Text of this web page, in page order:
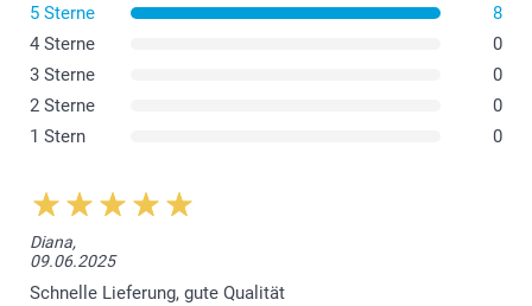
5 Sterne
8
4 Sterne
0
3 Sterne
0
2 Sterne
0
1 Stern
0
Diana,
09.06.2025
Schnelle Lieferung, gute Qualität